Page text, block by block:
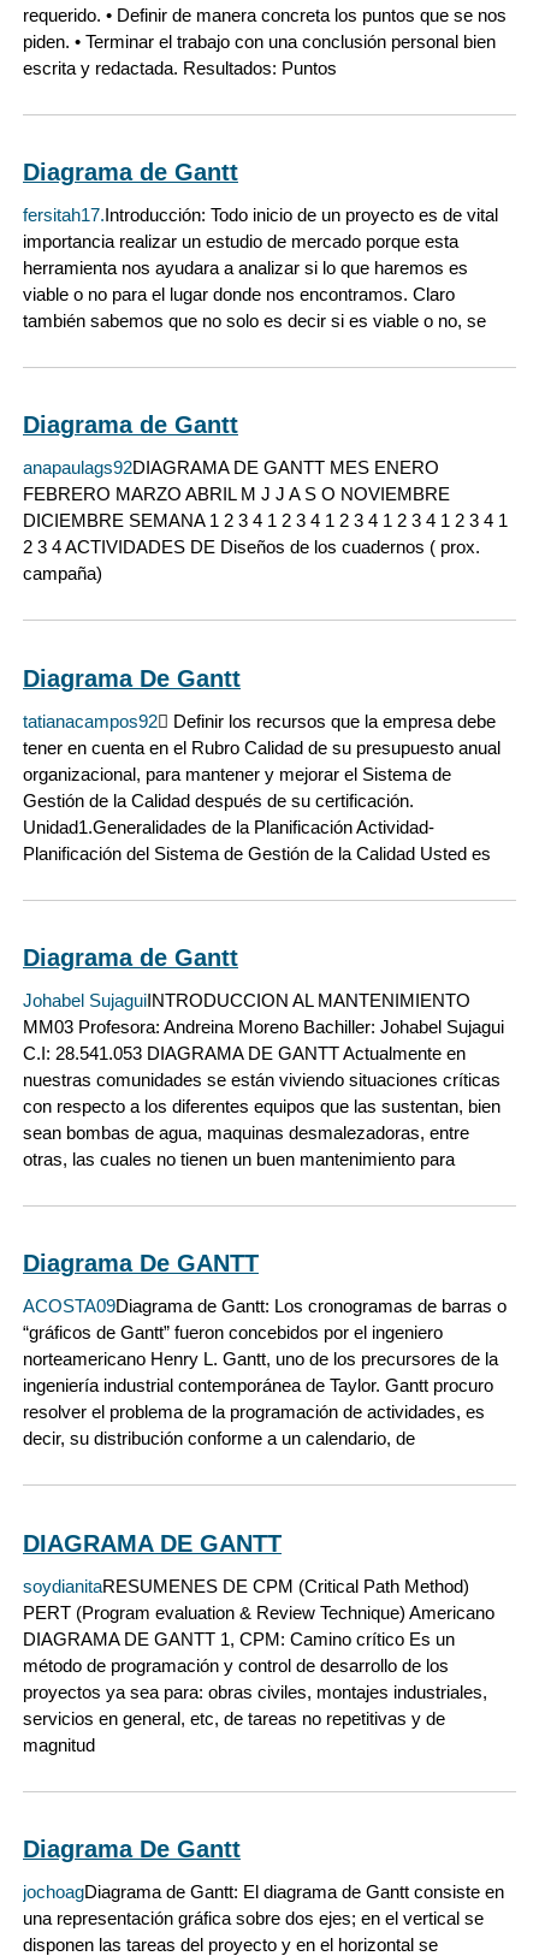
requerido. • Definir de manera concreta los puntos que se nos
piden. • Terminar el trabajo con una conclusión personal bien
escrita y redactada. Resultados: Puntos
Diagrama de Gantt
fersitah17.Introducción: Todo inicio de un proyecto es de vital
importancia realizar un estudio de mercado porque esta
herramienta nos ayudara a analizar si lo que haremos es
viable o no para el lugar donde nos encontramos. Claro
también sabemos que no solo es decir si es viable o no, se
Diagrama de Gantt
anapaulags92DIAGRAMA DE GANTT MES ENERO
FEBRERO MARZO ABRIL M J J A S O NOVIEMBRE
DICIEMBRE SEMANA 1 2 3 4 1 2 3 4 1 2 3 4 1 2 3 4 1 2 3 4 1
2 3 4 ACTIVIDADES DE Diseños de los cuadernos ( prox.
campaña)
Diagrama De Gantt
tatianacampos92 Definir los recursos que la empresa debe
tener en cuenta en el Rubro Calidad de su presupuesto anual
organizacional, para mantener y mejorar el Sistema de
Gestión de la Calidad después de su certificación.
Unidad1.Generalidades de la Planificación Actividad-
Planificación del Sistema de Gestión de la Calidad Usted es
Diagrama de Gantt
Johabel SujaguiINTRODUCCION AL MANTENIMIENTO
MM03 Profesora: Andreina Moreno Bachiller: Johabel Sujagui
C.I: 28.541.053 DIAGRAMA DE GANTT Actualmente en
nuestras comunidades se están viviendo situaciones críticas
con respecto a los diferentes equipos que las sustentan, bien
sean bombas de agua, maquinas desmalezadoras, entre
otras, las cuales no tienen un buen mantenimiento para
Diagrama De GANTT
ACOSTA09Diagrama de Gantt: Los cronogramas de barras o
“gráficos de Gantt” fueron concebidos por el ingeniero
norteamericano Henry L. Gantt, uno de los precursores de la
ingeniería industrial contemporánea de Taylor. Gantt procuro
resolver el problema de la programación de actividades, es
decir, su distribución conforme a un calendario, de
DIAGRAMA DE GANTT
soydianitaRESUMENES DE CPM (Critical Path Method)
PERT (Program evaluation & Review Technique) Americano
DIAGRAMA DE GANTT 1, CPM: Camino crítico Es un
método de programación y control de desarrollo de los
proyectos ya sea para: obras civiles, montajes industriales,
servicios en general, etc, de tareas no repetitivas y de
magnitud
Diagrama De Gantt
jochoagDiagrama de Gantt: El diagrama de Gantt consiste en
una representación gráfica sobre dos ejes; en el vertical se
disponen las tareas del proyecto y en el horizontal se